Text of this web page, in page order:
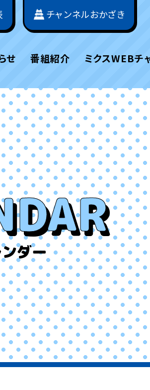
チャンネルおかざき
せ 番組紹介 ミクスWEBチ
ダー